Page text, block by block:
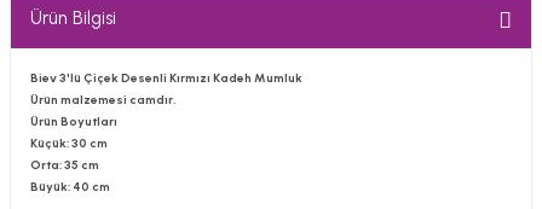
Ürün Bilgisi
Biev 3'lü Çiçek Desenli Kırmızı Kadeh Mumluk
Ürün malzemesi camdır.
Ürün Boyutları
Küçük: 30 cm
Orta: 35 cm
Büyük: 40 cm